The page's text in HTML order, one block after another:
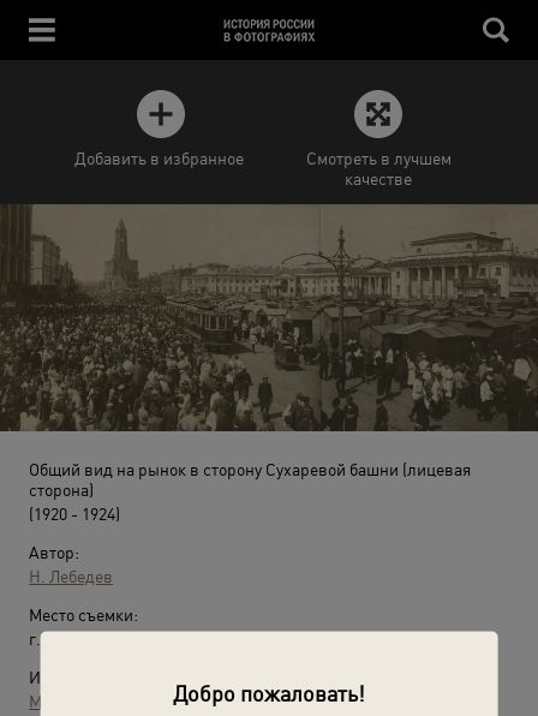
Добро пожаловать!
Добавить в избранное
Смотреть в лучшем
качестве
Общий вид на рынок в сторону Сухаревой башни (лицевая
сторона)
(1920 - 1924)
Автор:
Н. Лебедев
Место съемки:
г. Москва
Источники:
Музей Москвы